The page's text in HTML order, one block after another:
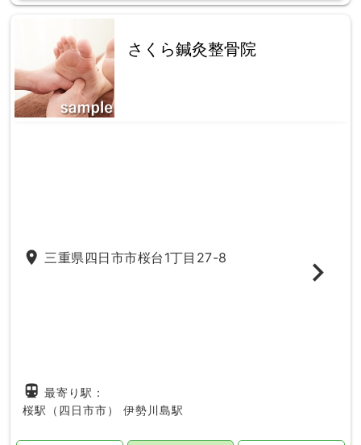
さくら鍼灸整骨院
place 三重県四日市市桜台1丁目27-8
directions_subway 最寄り駅：
桜駅（四日市市）
伊勢川島駅